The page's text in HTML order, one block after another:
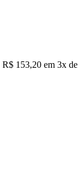
R$ 153,20 em 3x de